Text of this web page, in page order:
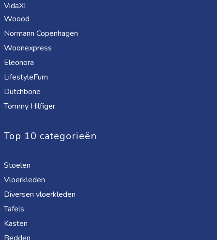
VidaXL
Woood
Normann Copenhagen
Woonexpress
Eleonora
LifestyleFurn
Dutchbone
Tommy Hilfiger
Top 10 categorieën
Stoelen
Vloerkleden
Diversen vloerkleden
Tafels
Kasten